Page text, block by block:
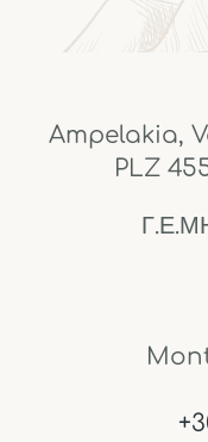
Ampelakia,
PLZ